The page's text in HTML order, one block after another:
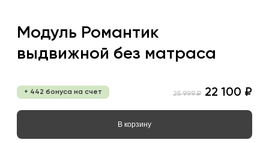
Модуль Романтик
выдвижной без матраса
+ 442 бонуса на счет 25 999 ₽ 22 100 ₽
В корзину